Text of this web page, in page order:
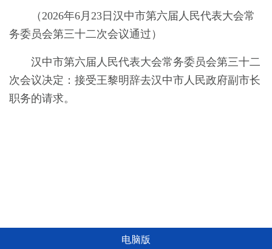
（2026年6月23日汉中市第六届人民代表大会常
务委员会第三十二次会议通过）
汉中市第六届人民代表大会常务委员会第三十二
次会议决定：接受王黎明辞去汉中市人民政府副市长
职务的请求。
电脑版